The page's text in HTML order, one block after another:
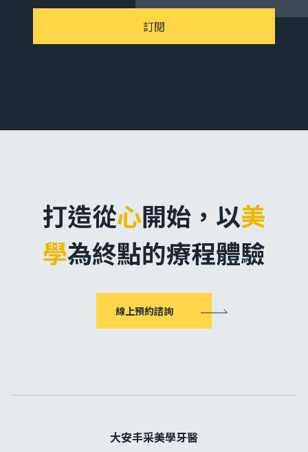
訂閱
打造從心開始， 以美
學為終點的療程體驗
線上預約諮詢
大安丰采美學牙醫